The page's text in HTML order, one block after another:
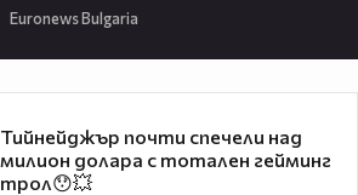
Euronews Bulgaria
Тийнейджър почти спечели над
милион долара с тотален гейминг
трол😯💥